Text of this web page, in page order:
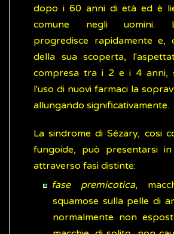
dopo i 60 anni di età ed è
comune negli uomini.
progredisce rapidamente e,
della sua scoperta,
compresa tra i 2 e i 4 anni,
l'uso di nuovi farmaci la
allungando significativamente.
La sindrome di Sézary, cosi
fungoide, può presentarsi
attraverso fasi distinte:
fase premicotica,
squamose sulla pelle di
normalmente non